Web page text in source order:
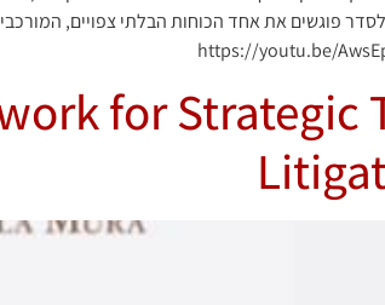
פוגשים את אחד הכוחות הבלתי צפויים,
https://youtu.be/
for Strategic